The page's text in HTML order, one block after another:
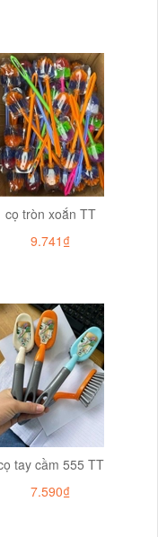
cọ tròn xoắn TT
9.741₫
tay cầm 555 TT
7.590₫